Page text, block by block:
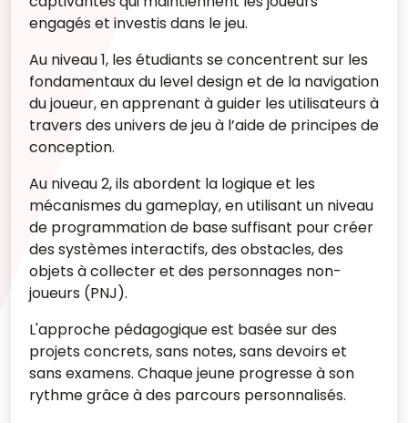
engagés et investis dans le jeu.
Au niveau 1, les étudiants se concentrent sur les
fondamentaux du level design et de la navigation
du joueur, en apprenant à guider les utilisateurs à
travers des univers de jeu à l’aide de principes de
conception.
Au niveau 2, ils abordent la logique et les
mécanismes du gameplay, en utilisant un niveau
de programmation de base suffisant pour créer
des systèmes interactifs, des obstacles, des
objets à collecter et des personnages non-
joueurs (PNJ).
L'approche pédagogique est basée sur des
projets concrets, sans notes, sans devoirs et
sans examens. Chaque jeune progresse à son
rythme grâce à des parcours personnalisés.